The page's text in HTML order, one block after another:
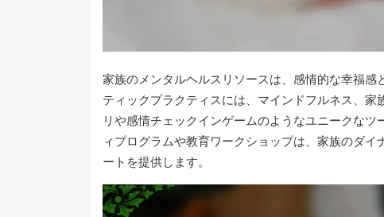
家族のメンタルヘルスリソースは、感情的な幸福
ティックプラクティスには、マインドフルネス、
リや感情チェックインゲームのようなユニークな
ィプログラムや教育ワークショップは、家族のダ
ートを提供します。